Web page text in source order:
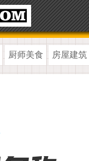
厨师美食 房屋建筑